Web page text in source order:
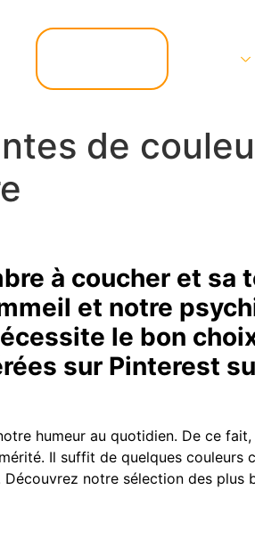
de
à coucher et
et notre
le bon
sur Pinterest
humeur au quotidien. De ce
Il suffit de quelques
notre sélection des plus